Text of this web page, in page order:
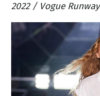
2022 / Vogue Runway